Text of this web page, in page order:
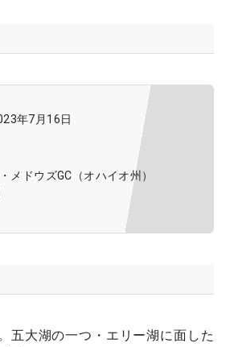
年7月16日
メドウズGC（オハイオ州）
五大湖の一つ・エリー湖に面した